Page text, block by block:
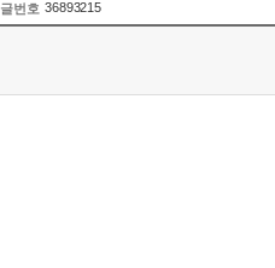
글번호 36893215